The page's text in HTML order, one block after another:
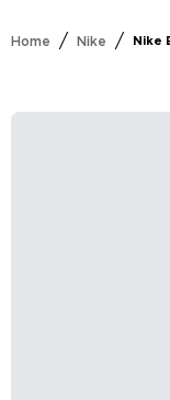
Home / Nike / Nike